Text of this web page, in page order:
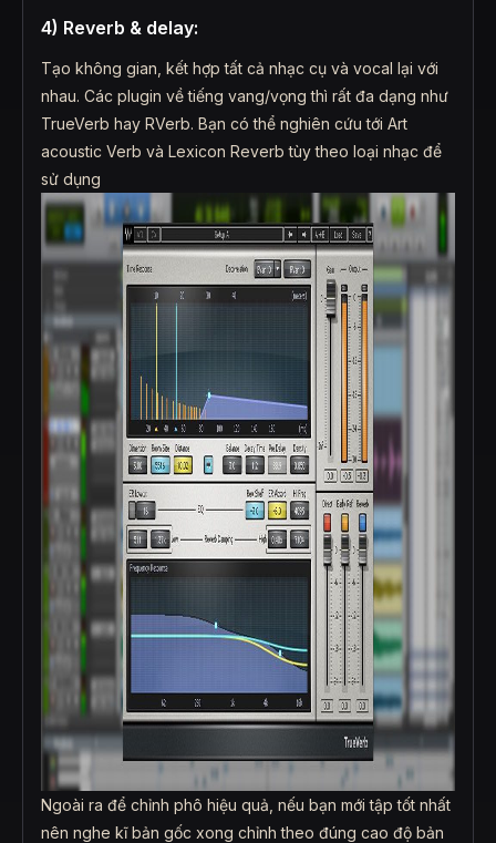
4) Reverb & delay:
Tạo không gian, kết hợp tất cả nhạc cụ và vocal lại với
nhau. Các plugin về tiếng vang/vọng thì rất đa dạng như
TrueVerb hay RVerb. Bạn có thể nghiên cứu tới Art
acoustic Verb và Lexicon Reverb tùy theo loại nhạc để
sử dụng
Ngoài ra để chỉnh phô hiệu quả, nếu bạn mới tập tốt nhất
nên nghe kĩ bản gốc xong chỉnh theo đúng cao độ bản